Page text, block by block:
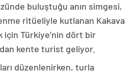
buluştuğu anın simgesi,
ritüeliyle kutlanan Kakava
için Türkiye’nin dört bir
kente turist geliyor.
düzenlenirken, turla